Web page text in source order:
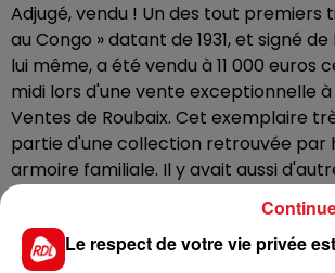
Adjugé, vendu ! Un des tout premiers
au Congo » datant de 1931, et signé
lui même, a été vendu à 11 000 euros
midi lors d'une vente exceptionnelle
Ventes de Roubaix. Cet exemplaire
partie d'une collection retrouvée par
armoire familiale. Il y avait aussi
partis pour quelques milliers d'euros.
Le respect de votre vie privée